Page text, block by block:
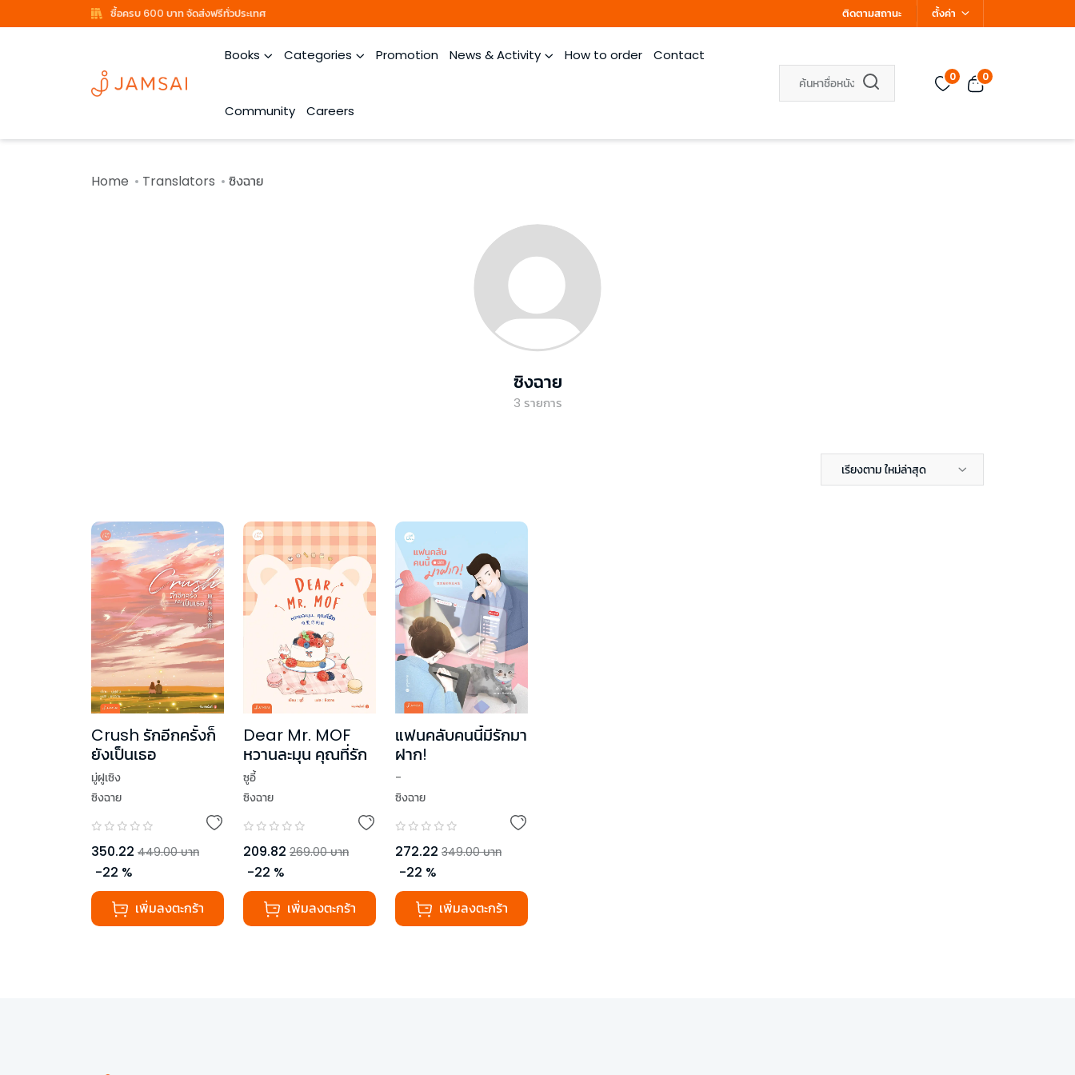
ซื้อครบ 600 บาท จัดส่งฟรีทั่วประเทศ ติดตามสถานะ ตั้งค่า
Books Categories Promotion News & Activity How to order Contact
Community Careers
0 0
Home Translators ซิงฉาย
ซิงฉาย
3 รายการ
เรียงตาม ใหม่ล่าสุด
Crush รักอีกครั้งก็
ยังเป็นเธอ
มู่ฝูเซิง
ซิงฉาย
350.22 449.00 บาท
-22 %
เพิ่มลงตะกร้า
Dear Mr. MOF
หวานละมุน คุณที่รัก
ซูอี้
ซิงฉาย
209.82 269.00 บาท
-22 %
เพิ่มลงตะกร้า
แฟนคลับคนนี้มีรักมา
ฝาก!
-
ซิงฉาย
272.22 349.00 บาท
-22 %
เพิ่มลงตะกร้า